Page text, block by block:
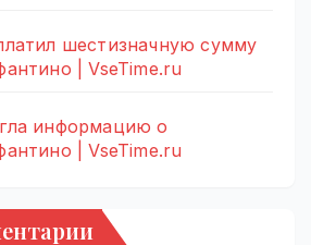
шестизначную сумму
| VseTime.ru
информацию о
| VseTime.ru